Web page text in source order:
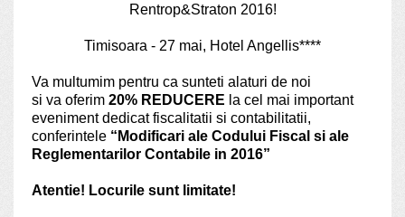
Rentrop&Straton 2016!
Timisoara - 27 mai, Hotel Angellis****
Va multumim pentru ca sunteti alaturi de noi
si va oferim 20% REDUCERE la cel mai important
eveniment dedicat fiscalitatii si contabilitatii,
conferintele “Modificari ale Codului Fiscal si ale
Reglementarilor Contabile in 2016”
Atentie! Locurile sunt limitate!